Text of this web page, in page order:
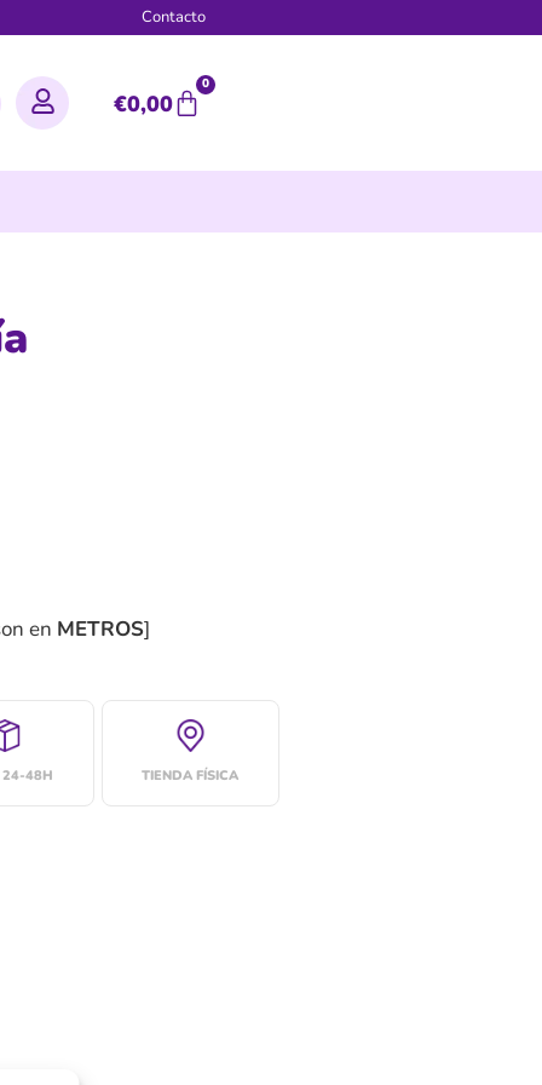
Contacto
€0,00
0
en METROS]
24-48H TIENDA FÍSICA